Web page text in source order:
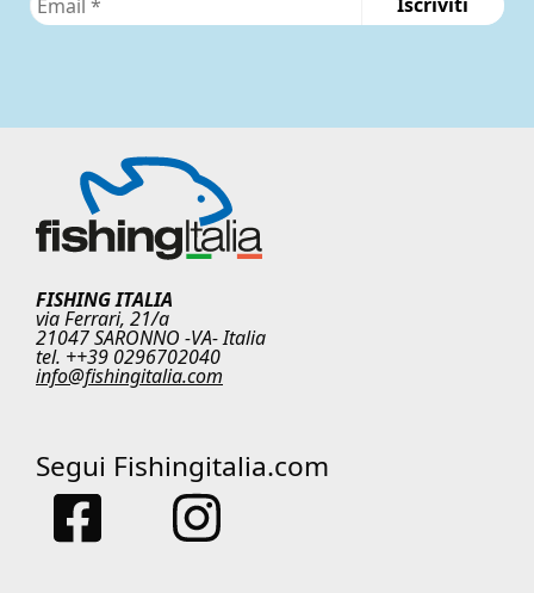
FISHING ITALIA
via Ferrari, 21/a
21047 SARONNO -VA- Italia
tel. ++39 0296702040
info@fishingitalia.com
Segui Fishingitalia.com